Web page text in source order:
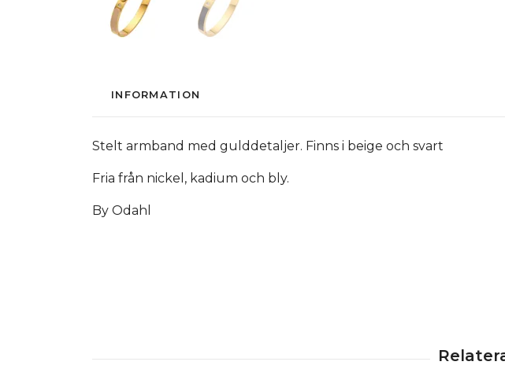
INFORMATION
Stelt armband med gulddetaljer. Finns i beige och svart
Fria från nickel, kadium och bly.
By Odahl